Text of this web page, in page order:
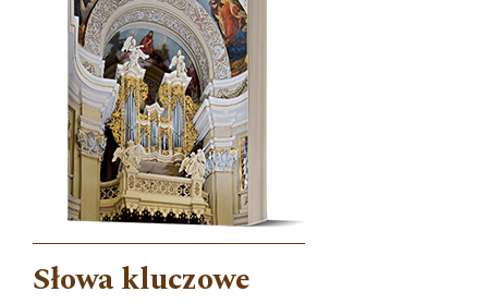
Słowa kluczowe